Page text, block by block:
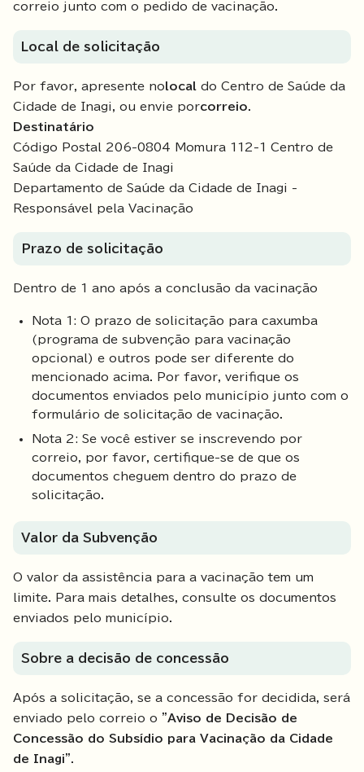
correio junto com o pedido de vacinação.
Local de solicitação
Por favor, apresente no local do Centro de Saúde da
Cidade de Inagi, ou envie porcorreio.
Destinatário
Código Postal 206-0804 Momura 112-1 Centro de
Saúde da Cidade de Inagi
Departamento de Saúde da Cidade de Inagi -
Responsável pela Vacinação
Prazo de solicitação
Dentro de 1 ano após a conclusão da vacinação
Nota 1: O prazo de solicitação para caxumba
(programa de subvenção para vacinação
opcional) e outros pode ser diferente do
mencionado acima. Por favor, verifique os
documentos enviados pelo município junto com o
formulário de solicitação de vacinação.
Nota 2: Se você estiver se inscrevendo por
correio, por favor, certifique-se de que os
documentos cheguem dentro do prazo de
solicitação.
Valor da Subvenção
O valor da assistência para a vacinação tem um
limite. Para mais detalhes, consulte os documentos
enviados pelo município.
Sobre a decisão de concessão
Após a solicitação, se a concessão for decidida, será
enviado pelo correio o "Aviso de Decisão de
Concessão do Subsídio para Vacinação da Cidade
de Inagi".